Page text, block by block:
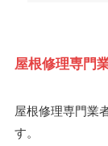
屋根修理専門
屋根修理専門業
す。